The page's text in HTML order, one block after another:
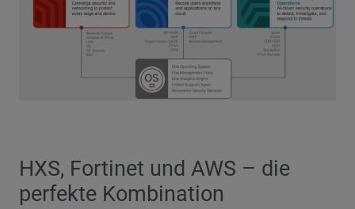
HXS, Fortinet und AWS – die
perfekte Kombination